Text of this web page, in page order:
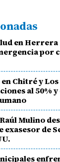
en
por
Chitré y Los
al 50% y
Mulino
exasesor de